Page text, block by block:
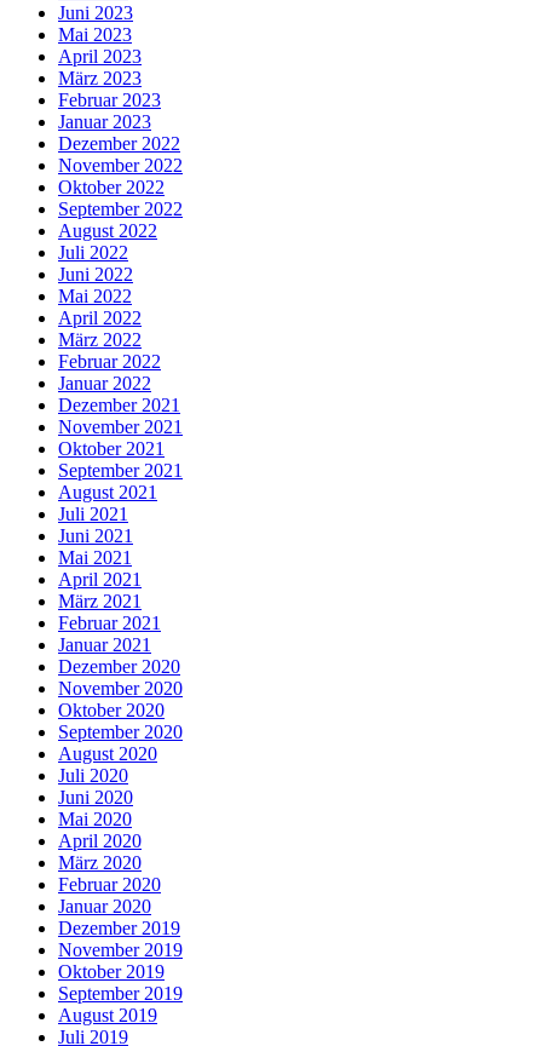
Juni 2023
Mai 2023
April 2023
März 2023
Februar 2023
Januar 2023
Dezember 2022
November 2022
Oktober 2022
September 2022
August 2022
Juli 2022
Juni 2022
Mai 2022
April 2022
März 2022
Februar 2022
Januar 2022
Dezember 2021
November 2021
Oktober 2021
September 2021
August 2021
Juli 2021
Juni 2021
Mai 2021
April 2021
März 2021
Februar 2021
Januar 2021
Dezember 2020
November 2020
Oktober 2020
September 2020
August 2020
Juli 2020
Juni 2020
Mai 2020
April 2020
März 2020
Februar 2020
Januar 2020
Dezember 2019
November 2019
Oktober 2019
September 2019
August 2019
Juli 2019